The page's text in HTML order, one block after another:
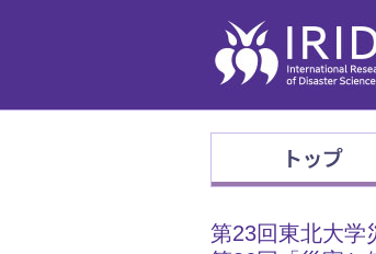
第23回東北大学